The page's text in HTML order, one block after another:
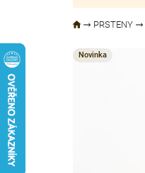
PRSTENY
Novinka